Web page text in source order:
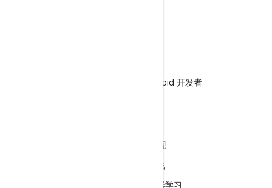
在微信中关注 Android 开发者
发现
游戏
机器学习